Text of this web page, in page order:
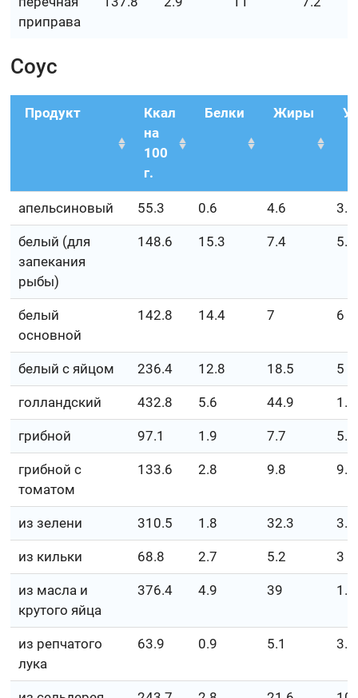
приправа
Соус
Продукт
Ккал
на
100
г.
Белки Жиры
апельсиновый 55.3 0.6 4.6 3.1
белый (для
запекания
рыбы)
148.6 15.3 7.4 5.5
белый
основной
142.8 14.4 7 6
белый с яйцом 236.4 12.8 18.5 5
голландский 432.8 5.6 44.9 1.6
грибной 97.1 1.9 7.7 5.3
грибной с
томатом
133.6 2.8 9.8 9.1
из зелени 310.5 1.8 32.3 3.3
из кильки 68.8 2.7 5.2 3
из масла и
крутого яйца
376.4 4.9 39 1.4
из репчатого
лука
63.9 0.9 5.1 3.8